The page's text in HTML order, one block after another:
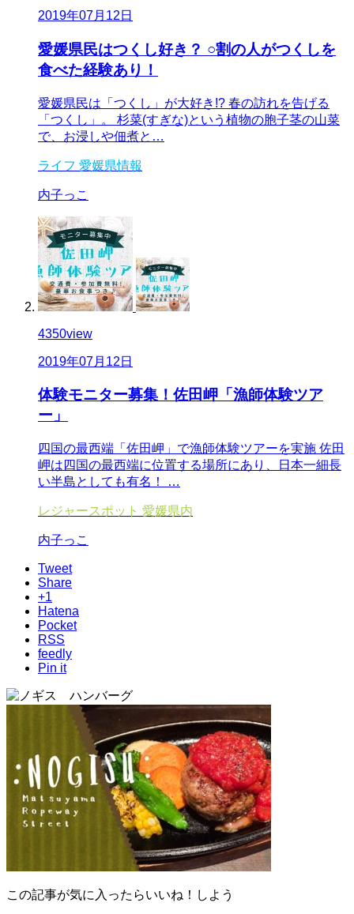
2019年07月12日
愛媛県民はつくし好き？ ○割の人がつくしを
食べた経験あり！
愛媛県民は「つくし」が大好き!? 春の訪れを告げる
「つくし」。 杉菜(すぎな)という植物の胞子茎の山菜
で、お浸しや佃煮と…
ライフ 愛媛県情報
内子っこ
4350view
2019年07月12日
体験モニター募集！佐田岬「漁師体験ツア
ー」
四国の最西端「佐田岬」で漁師体験ツアーを実施 佐田
岬は四国の最西端に位置する場所にあり、日本一細長
い半島としても有名！ …
レジャースポット 愛媛県内
内子っこ
Tweet
Share
+1
Hatena
Pocket
RSS
feedly
Pin it
この記事が気に入ったらいいね！しよう